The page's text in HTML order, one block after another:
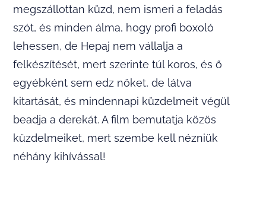
megszállottan küzd, nem ismeri a feladás
szót, és minden álma, hogy profi boxoló
lehessen, de Hepaj nem vállalja a
felkészítését, mert szerinte túl koros, és ő
egyébként sem edz nőket, de látva
kitartását, és mindennapi küzdelmeit végül
beadja a derekát. A film bemutatja közös
küzdelmeiket, mert szembe kell nézniük
néhány kihívással!